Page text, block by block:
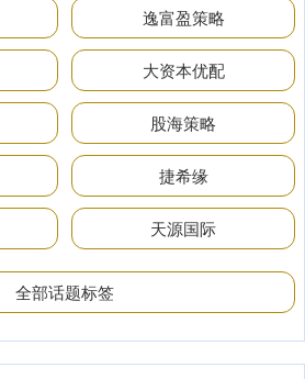
逸富盈策略
大资本优配
股海策略
捷希缘
天源国际
全部话题标签